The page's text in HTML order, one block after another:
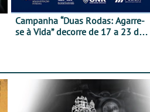
Campanha “Duas Rodas: Agarre-
se à Vida” decorre de 17 a 23 de